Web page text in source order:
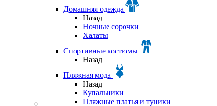
Домашняя одежда
Назад
Ночные сорочки
Халаты
Спортивные костюмы
Назад
Пляжная мода
Назад
Купальники
Пляжные платья и туники